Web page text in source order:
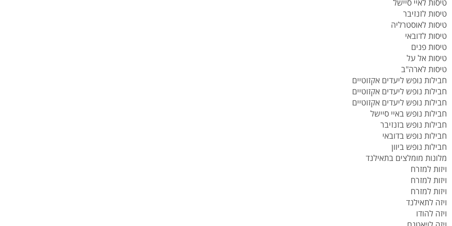
טיסות לאיי סיישל
טיסות לזנזיבר
טיסות לאוסטרליה
טיסות לדובאי
טיסות פנים
טיסות אל על
טיסות לארה"ב
חבילות נופש ליעדים אקזוטיים
חבילות נופש ליעדים אקזוטיים
חבילות נופש ליעדים אקזוטיים
חבילות נופש באיי סיישל
חבילות נופש בזנזיבר
חבילות נופש בדובאי
חבילות נופש ביוון
מלונות מומלצים בתאילנד
ויזות למזרח
ויזות למזרח
ויזות למזרח
ויזה לתאילנד
ויזה להודו